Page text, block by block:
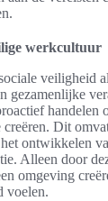
werkcultuur
veiligheid
gezamenlijke
Dit
ontwikkelen
Alleen door
omgeving
voelen.